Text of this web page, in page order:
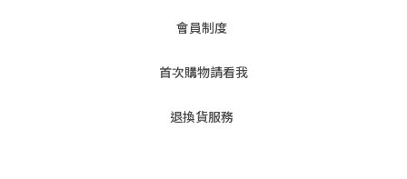
會員制度
首次購物請看我
退換貨服務